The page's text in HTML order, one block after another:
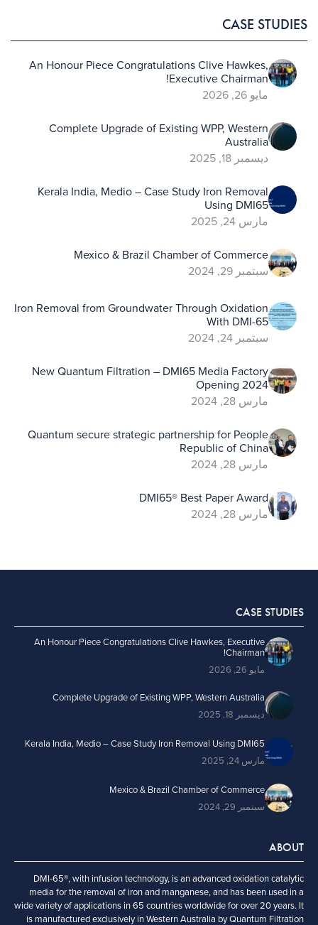
CASE STUDIES
An Honour Piece Congratulations Clive Hawkes,
Executive Chairman!
مايو 26, 2026
Complete Upgrade of Existing WPP, Western
Australia
ديسمبر 18, 2025
Kerala India, Medio – Case Study Iron Removal
Using DMI65
مارس 24, 2025
Mexico & Brazil Chamber of Commerce
سبتمبر 29, 2024
Iron Removal from Groundwater Through Oxidation
With DMI-65
سبتمبر 24, 2024
New Quantum Filtration – DMI65 Media Factory
Opening 2024
مارس 28, 2024
Quantum secure strategic partnership for People
Republic of China
مارس 28, 2024
DMI65® Best Paper Award
مارس 28, 2024
CASE STUDIES
An Honour Piece Congratulations Clive Hawkes, Executive
Chairman!
مايو 26, 2026
Complete Upgrade of Existing WPP, Western Australia
ديسمبر 18, 2025
Kerala India, Medio – Case Study Iron Removal Using DMI65
مارس 24, 2025
Mexico & Brazil Chamber of Commerce
سبتمبر 29, 2024
ABOUT
DMI-65®, with infusion technology, is an advanced oxidation catalytic
media for the removal of iron and manganese, and has been used in a
wide variety of applications in 65 countries worldwide for over 20 years. It
is manufactured exclusively in Western Australia by Quantum Filtration